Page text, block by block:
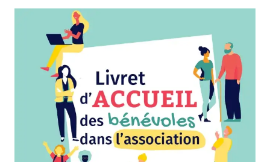
ACCOMPAGNEMENT
ACTIONS ARTISTIQUES
RESSOURCES
QUI SOMMES-NOUS ?
THÉMATIQUES
RECHERCHE
CONTACT
AGENDA